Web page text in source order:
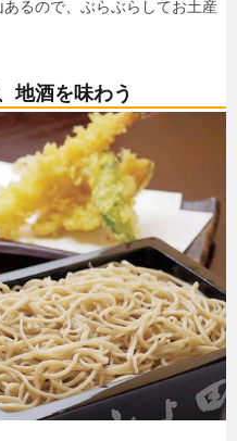
るので、ぶらぶらしてお土産
地酒を味わう